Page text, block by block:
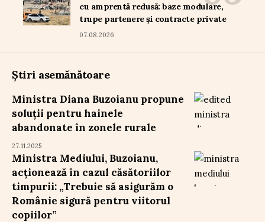
cu amprentă redusă: baze modulare,
trupe partenere și contracte private
07.08.2026
Știri asemănătoare
Ministra Diana Buzoianu propune
soluții pentru hainele
abandonate în zonele rurale
27.11.2025
Ministra Mediului, Buzoianu,
acționează în cazul căsătoriilor
timpurii: „Trebuie să asigurăm o
Românie sigură pentru viitorul
copiilor”